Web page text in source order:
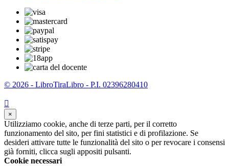
© 2026 - LibroTiraLibro - P.I. 02396280410

×
Utilizziamo cookie, anche di terze parti, per il corretto
funzionamento del sito, per fini statistici e di profilazione. Se
desideri attivare tutte le funzionalità del sito o per revocare i consensi
già forniti, clicca sugli appositi pulsanti.
Cookie necessari